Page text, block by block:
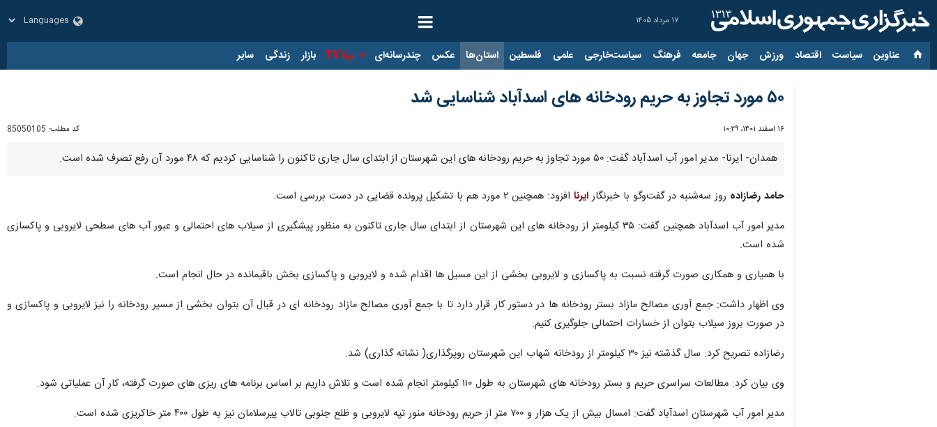
۱۷ مرداد ۱۴۰۵
عناوین‌ سیاست اقتصاد ورزش جهان جامعه فرهنگ سیاست‌خارجی علمی فلسطین استان‌ها عکس چندرسانه‌ای ایرنا TV بازار زندگی سایر
۵۰ مورد تجاوز به حریم رودخانه های اسدآباد شناسایی شد
۱۶ اسفند ۱۴۰۱، ۱۰:۲۹ کد مطلب: 85050105
همدان- ایرنا- مدیر امور آب اسدآباد گفت: ۵۰ مورد تجاوز به حریم رودخانه های این شهرستان از ابتدای سال جاری تاکنون را شناسایی کردیم که ۴۸ مورد آن رفع تصرف شده است.
حامد رضازاده روز سه‌شنبه در گفت‌وگو با خبرنگارایرنا افزود: همچنین ۲ مورد هم با تشکیل پرونده قضایی در دست بررسی است.
مدیر امور آب اسدآباد همچنین گفت: ۳۵ کیلومتر از رودخانه های این شهرستان از ابتدای سال جاری تاکنون به منظور پیشگیری از سیلاب های احتمالی و عبور آب های سطحی لایروبی و پاکسازی
شده است.
با همیاری و همکاری صورت گرفته نسبت به پاکسازی و لایروبی بخشی از این مسیل ها اقدام شده و لایروبی و پاکسازی بخش باقیمانده در حال انجام است.
وی اظهار داشت: جمع آوری مصالح مازاد بستر رودخانه ها در دستور کار قرار دارد تا با جمع آوری مصالح مازاد رودخانه ای در قبال آن بتوان بخشی از مسیر رودخانه را نیز لایروبی و پاکسازی و
در صورت بروز سیلاب بتوان از خسارات احتمالی جلوگیری کنیم.
رضازاده تصریح کرد: سال گذشته نیز ۳۰ کیلومتر از رودخانه شهاب این شهرستان روپرگذاری( نشانه گذاری) شد.
وی بیان کرد: مطالعات سراسری حریم و بستر رودخانه های شهرستان به طول ۱۱۰ کیلومتر انجام شده است و تلاش داریم بر اساس برنامه های ریزی های صورت گرفته، کار آن عملیاتی شود.
مدیر امور آب شهرستان اسدآباد گفت: امسال بیش از یک هزار و ۷۰۰ متر از حریم رودخانه منور تپه لایروبی و ظلع جنوبی تالاب پیرسلامان نیز به طول ۴۰۰ متر خاکریزی شده است.